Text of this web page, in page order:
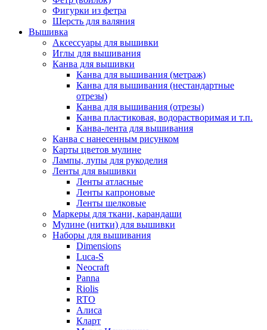
Фигурки из фетра
Шерсть для валяния
Вышивка
Аксессуары для вышивки
Иглы для вышивания
Канва для вышивки
Канва для вышивания (метраж)
Канва для вышивания (нестандартные
отрезы)
Канва для вышивания (отрезы)
Канва пластиковая, водорастворимая и т.п.
Канва-лента для вышивания
Канва с нанесенным рисунком
Карты цветов мулине
Лампы, лупы для рукоделия
Ленты для вышивки
Ленты атласные
Ленты капроновые
Ленты шелковые
Маркеры для ткани, карандаши
Мулине (нитки) для вышивки
Наборы для вышивания
Dimensions
Luca-S
Neocraft
Panna
Riolis
RTO
Алиса
Кларт